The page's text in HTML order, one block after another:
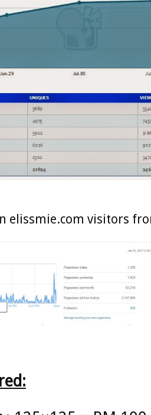
elissmie.com visitors